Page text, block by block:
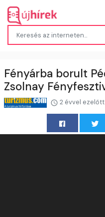
Fényárba borult
Zsolnay
2 évvel ezelőtt